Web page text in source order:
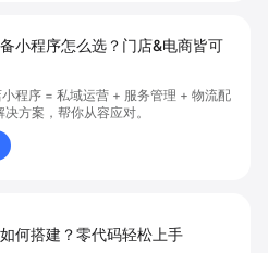
小程序怎么选？门店&电商皆可
程序 = 私域运营 + 服务管理 + 物流配
方案，帮你从容应对。
何搭建？零代码轻松上手